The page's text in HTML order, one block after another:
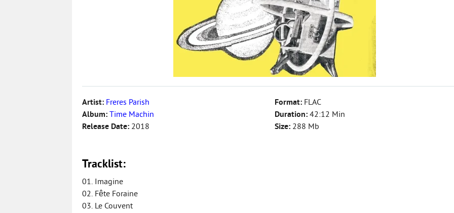
Artist: Freres Parish
Album: Time Machin
Release Date: 2018
Format: FLAC
Duration: 42:12 Min
Size: 288 Mb
Tracklist:
01. Imagine
02. Fête Foraine
03. Le Couvent